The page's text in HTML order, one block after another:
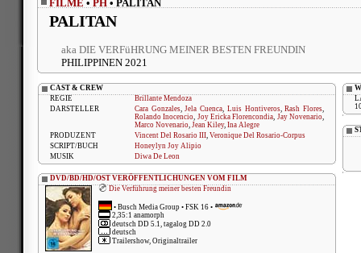
FILME • PH • PALITAN
PALITAN
aka DIE VERFüHRUNG MEINER BESTEN FREUNDIN
PHILIPPINEN 2021
CAST & CREW
REGIE
Brillante Mendoza
DARSTELLER
Cara Gonzales,Jela Cuenca, Luis Hontiveros,Rash Flores,
Rolando Inocencio, Joy Ericka Florencondia, Jay Novenario,
Marco Novenario, Jean Kiley, Ina Alegre
PRODUZENT
Vincent Del Rosario III, Veronique Del Rosario-Corpus
SCRIPT/BUCH
Honeylyn Joy Alipio
MUSIK
Diwa De Leon
DVD/BD/HD/OST VERÖFFENTLICHUNGEN VOM FILM
Die Verführung meiner besten Freundin
• Busch Media Group • FSK 16 •
2,35:1 anamorph
deutsch DD 5.1, tagalog DD 2.0
deutsch
Trailershow, Originaltrailer